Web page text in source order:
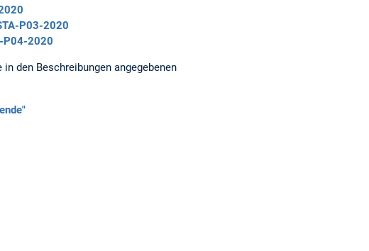
P03-2020
P04-2020
den Beschreibungen angegebenen